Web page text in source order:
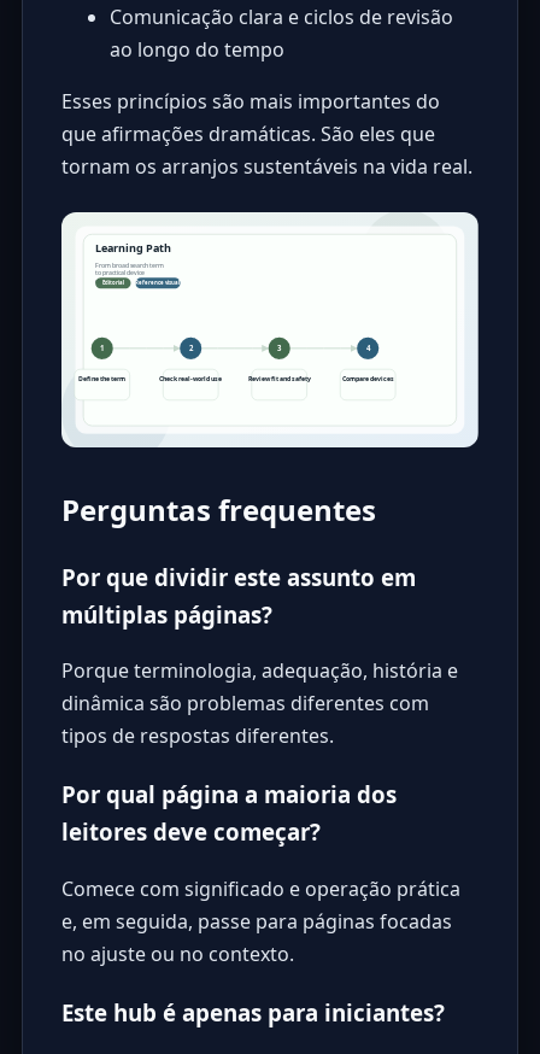
Comunicação clara e ciclos de revisão
ao longo do tempo
Esses princípios são mais importantes do
que afirmações dramáticas. São eles que
tornam os arranjos sustentáveis ​​na vida real.
Perguntas frequentes
Por que dividir este assunto em
múltiplas páginas?
Porque terminologia, adequação, história e
dinâmica são problemas diferentes com
tipos de respostas diferentes.
Por qual página a maioria dos
leitores deve começar?
Comece com significado e operação prática
e, em seguida, passe para páginas focadas
no ajuste ou no contexto.
Este hub é apenas para iniciantes?